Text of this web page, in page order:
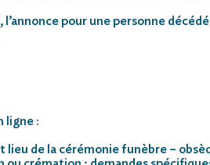
pour une personne
ligne :
de la cérémonie funèbre –